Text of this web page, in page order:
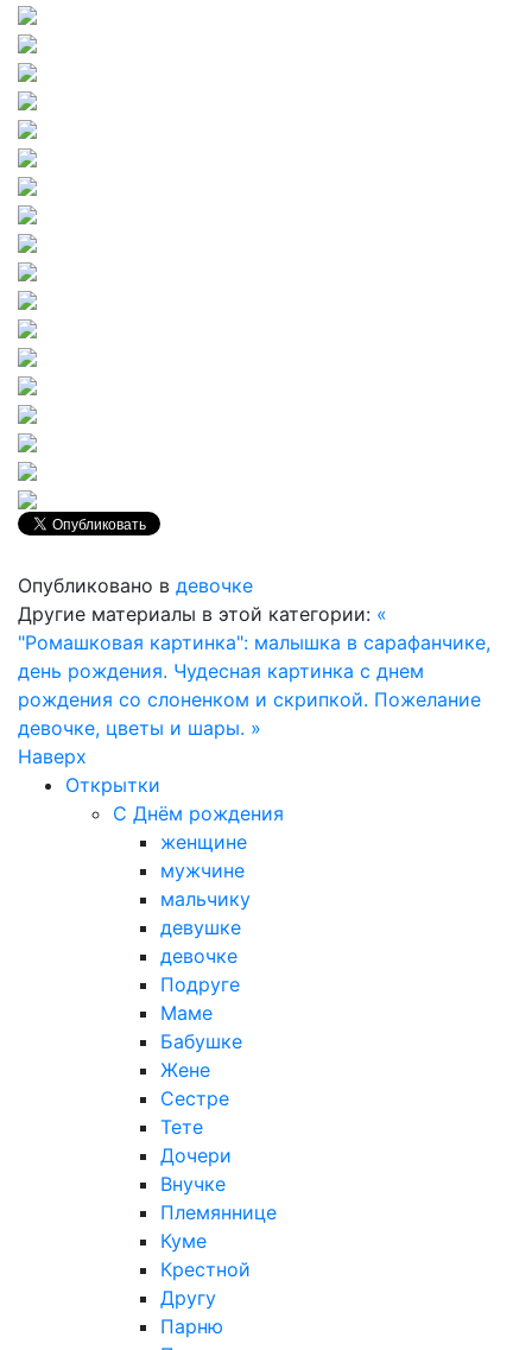
Опубликовано в девочке
Другие материалы в этой категории: «
"Ромашковая картинка": малышка в сарафанчике,
день рождения. Чудесная картинка с днем
рождения со слоненком и скрипкой. Пожелание
девочке, цветы и шары. »
Наверх
Открытки
С Днём рождения
женщине
мужчине
мальчику
девушке
девочке
Подруге
Маме
Бабушке
Жене
Сестре
Тете
Дочери
Внучке
Племяннице
Куме
Крестной
Другу
Парню